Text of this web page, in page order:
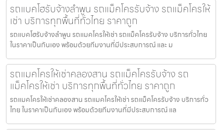
รถแบคโฮรับจ้างลำพูน รถแม็คโครรับจ้าง รถแม็คโครให้
เช่า บริการทุกพื้นที่ทั่วไทย ราคาถูก
รถแบคโฮรับจ้างลำพูน รถแมคโครให้เช่า รถแม็คโครรับจ้าง บริการทั่วไทย
ในราคาเป็นกันเอง พร้อมด้วยทีมงานที่มีประสบการณ์ และ ม
รถแมคโครให้เช่าคลองสาน รถแม็คโครรับจ้าง รถ
แม็คโครให้เช่า บริการทุกพื้นที่ทั่วไทย ราคาถูก
รถแมคโครให้เช่าคลองสาน รถแมคโครให้เช่า รถแม็คโครรับจ้าง บริการทั่ว
ไทย ในราคาเป็นกันเอง พร้อมด้วยทีมงานที่มีประสบการณ์ แล